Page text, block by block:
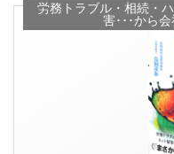
労務トラブル・相続・
害･･･から